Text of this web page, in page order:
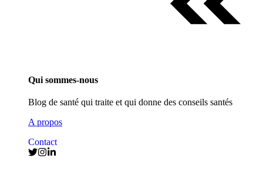
Qui sommes-nous
Blog de santé qui traite et qui donne des conseils santés
A propos
Contact